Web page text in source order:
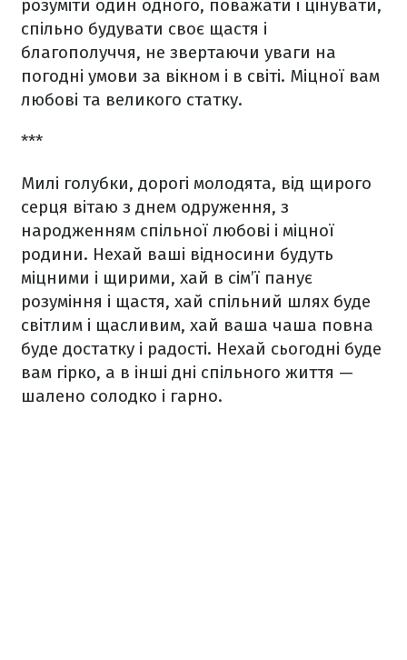
розуміти один одного, поважати і цінувати,
спільно будувати своє щастя і
благополуччя, не звертаючи уваги на
погодні умови за вікном і в світі. Міцної вам
любові та великого статку.
***
Милі голубки, дорогі молодята, від щирого
серця вітаю з днем одруження, з
народженням спільної любові і міцної
родини. Нехай ваші відносини будуть
міцними і щирими, хай в сім’ї панує
розуміння і щастя, хай спільний шлях буде
світлим і щасливим, хай ваша чаша повна
буде достатку і радості. Нехай сьогодні буде
вам гірко, а в інші дні спільного життя —
шалено солодко і гарно.